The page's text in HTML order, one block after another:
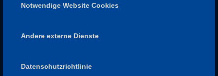
Notwendige Website Cookies
Andere externe Dienste
Datenschutzrichtlinie
Anreise / Parken:
Anmeldung:
weitere Infos gerne auf Anfrage und natürlich nach der